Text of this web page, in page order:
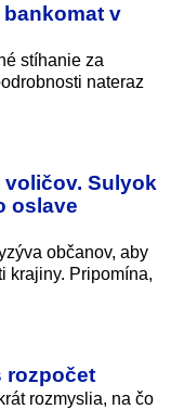
v
stíhanie za
nateraz
Sulyok
oslave
občanov, aby
krajiny. Pripomína,
rozpočet
rozmyslia, na čo